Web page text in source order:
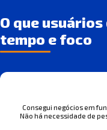
O que
tempo e foco
Consegui negócios em
Não há necessidade de